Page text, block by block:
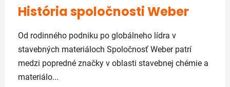
História spoločnosti Weber
Od rodinného podniku po globálneho lídra v
stavebných materiáloch Spoločnosť Weber patrí
medzi popredné značky v oblasti stavebnej chémie a
materiálo...